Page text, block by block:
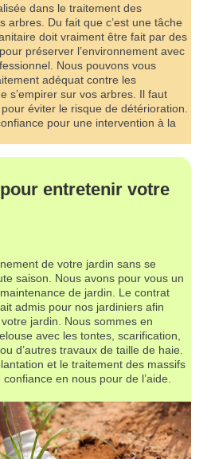
dans le traitement des
arbres. Du fait que c’est une tâche
doit vraiment être fait par des
préserver l’environnement avec
Nous pouvons vous
adéquat contre les
s’empirer sur vos arbres. Il faut
éviter le risque de détérioration.
pour une intervention à la
entretenir votre
de votre jardin sans se
saison. Nous avons pour vous un
de jardin. Le contrat
admis pour nos jardiniers afin
jardin. Nous sommes en
avec les tontes, scarification,
d’autres travaux de taille de haie.
et le traitement des massifs
en nous pour de l’aide.